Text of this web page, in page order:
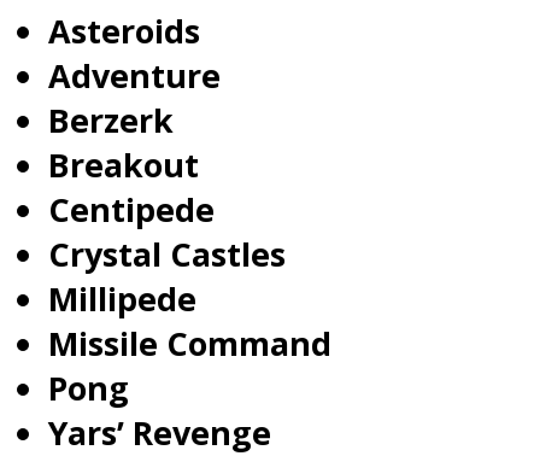
Asteroids
Adventure
Berzerk
Breakout
Centipede
Crystal Castles
Millipede
Missile Command
Pong
Yars’ Revenge